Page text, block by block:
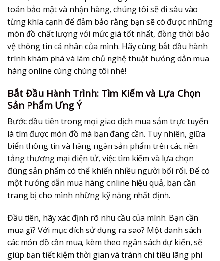
toán bảo mật và nhận hàng, chúng tôi sẽ đi sâu vào
từng khía cạnh để đảm bảo rằng bạn sẽ có được những
món đồ chất lượng với mức giá tốt nhất, đồng thời bảo
vệ thông tin cá nhân của mình. Hãy cùng bắt đầu hành
trình khám phá và làm chủ nghệ thuật hướng dẫn mua
hàng online cùng chúng tôi nhé!
Bắt Đầu Hành Trình: Tìm Kiếm và Lựa Chọn
Sản Phẩm Ưng Ý
Bước đầu tiên trong mọi giao dịch mua sắm trực tuyến
là tìm được món đồ mà bạn đang cần. Tuy nhiên, giữa
biển thông tin và hàng ngàn sản phẩm trên các nền
tảng thương mại điện tử, việc tìm kiếm và lựa chọn
đúng sản phẩm có thể khiến nhiều người bối rối. Để có
một hướng dẫn mua hàng online hiệu quả, bạn cần
trang bị cho mình những kỹ năng nhất định.
Đầu tiên, hãy xác định rõ nhu cầu của mình. Bạn cần
mua gì? Với mục đích sử dụng ra sao? Một danh sách
các món đồ cần mua, kèm theo ngân sách dự kiến, sẽ
giúp bạn tiết kiệm thời gian và tránh chi tiêu lãng phí